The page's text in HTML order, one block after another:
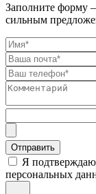
Заполните форму
сильным
Отправить
Я подтверждаю
персональных